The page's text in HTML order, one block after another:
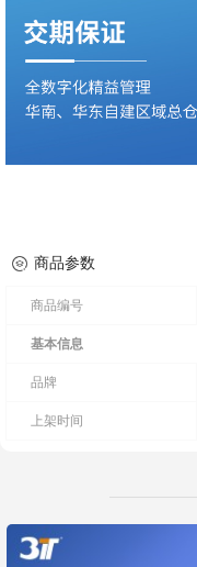
商品参数
商品编号
基本信息
品牌
上架时间